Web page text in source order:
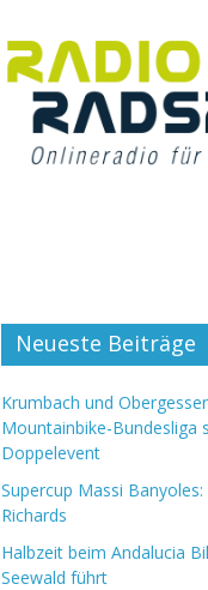
Neueste Beiträge
Krumbach und
Mountainbike-Bundesliga
Doppelevent
Supercup Massi
Richards
Halbzeit beim Andalucia
Seewald führt